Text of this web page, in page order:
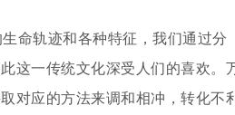
命轨迹和各种特征，我们通过分
这一传统文化深受人们的喜欢。
对应的方法来调和相冲，转化不